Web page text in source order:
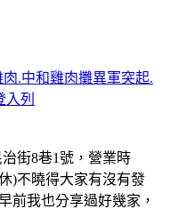
肉.中和雞肉攤異軍突起.
列
街8巷1號，營業時
)不曉得大家有沒有發
前我也分享過好幾家，